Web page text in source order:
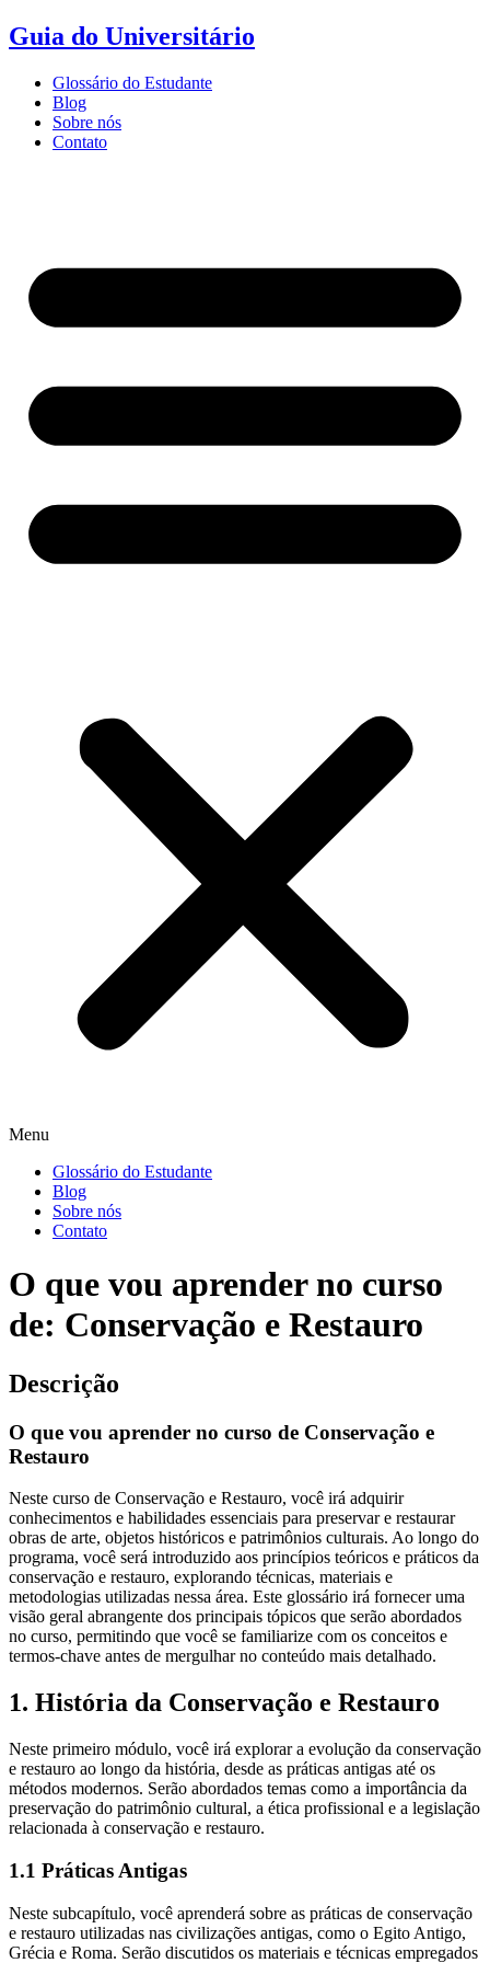
Ir
para
conteúdo
Guia do Universitário
Glossário do Estudante
Blog
Sobre nós
Contato
Menu
Glossário do Estudante
Blog
Sobre nós
Contato
O que vou aprender no curso
de: Conservação e Restauro
Descrição
O que vou aprender no curso de Conservação e
Restauro
Neste curso de Conservação e Restauro, você irá adquirir
conhecimentos e habilidades essenciais para preservar e restaurar
obras de arte, objetos históricos e patrimônios culturais. Ao longo do
programa, você será introduzido aos princípios teóricos e práticos da
conservação e restauro, explorando técnicas, materiais e
metodologias utilizadas nessa área. Este glossário irá fornecer uma
visão geral abrangente dos principais tópicos que serão abordados
no curso, permitindo que você se familiarize com os conceitos e
termos-chave antes de mergulhar no conteúdo mais detalhado.
1. História da Conservação e Restauro
Neste primeiro módulo, você irá explorar a evolução da conservação
e restauro ao longo da história, desde as práticas antigas até os
métodos modernos. Serão abordados temas como a importância da
preservação do patrimônio cultural, a ética profissional e a legislação
relacionada à conservação e restauro.
1.1 Práticas Antigas
Neste subcapítulo, você aprenderá sobre as práticas de conservação
e restauro utilizadas nas civilizações antigas, como o Egito Antigo,
Grécia e Roma. Serão discutidos os materiais e técnicas empregados